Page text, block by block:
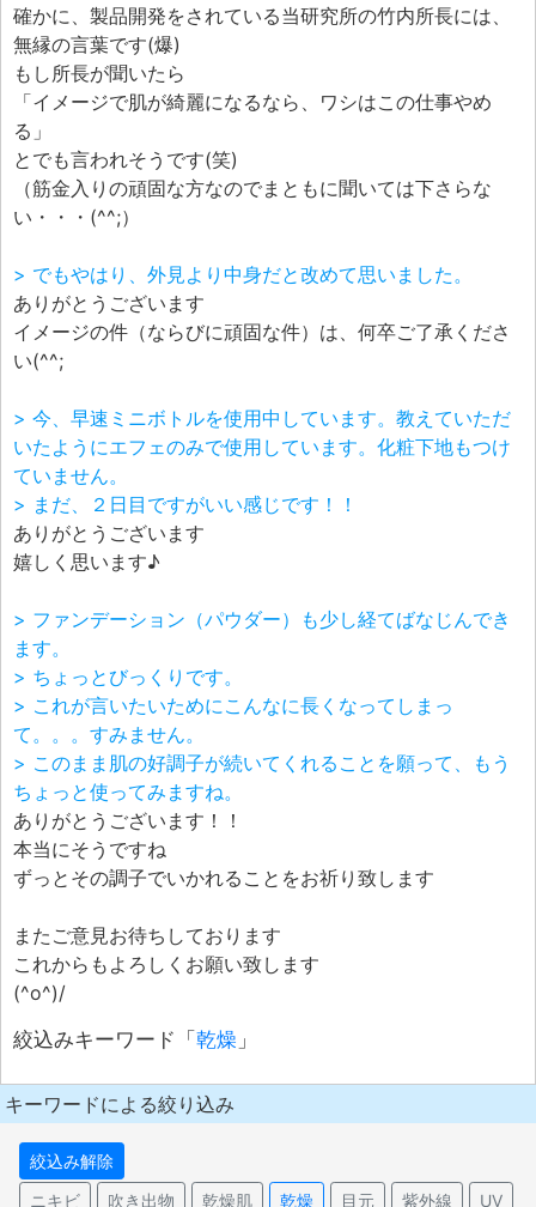
確かに、製品開発をされている当研究所の竹内所長には、
無縁の言葉です(爆)
もし所長が聞いたら
「イメージで肌が綺麗になるなら、ワシはこの仕事やめ
る」
とでも言われそうです(笑)
（筋金入りの頑固な方なのでまともに聞いては下さらな
い・・・(^^;）
> でもやはり、外見より中身だと改めて思いました。
ありがとうございます
イメージの件（ならびに頑固な件）は、何卒ご了承くださ
い(^^;
> 今、早速ミニボトルを使用中しています。教えていただ
いたようにエフェのみで使用しています。化粧下地もつけ
ていません。
> まだ、２日目ですがいい感じです！！
ありがとうございます
嬉しく思います♪
> ファンデーション（パウダー）も少し経てばなじんでき
ます。
> ちょっとびっくりです。
> これが言いたいためにこんなに長くなってしまっ
て。。。すみません。
> このまま肌の好調子が続いてくれることを願って、もう
ちょっと使ってみますね。
ありがとうございます！！
本当にそうですね
ずっとその調子でいかれることをお祈り致します
またご意見お待ちしております
これからもよろしくお願い致します
(^o^)/
絞込みキーワード「 乾燥 」
キーワードによる絞り込み
絞込み解除
ニキビ
吹き出物 乾燥肌 乾燥 目元 紫外線 UV